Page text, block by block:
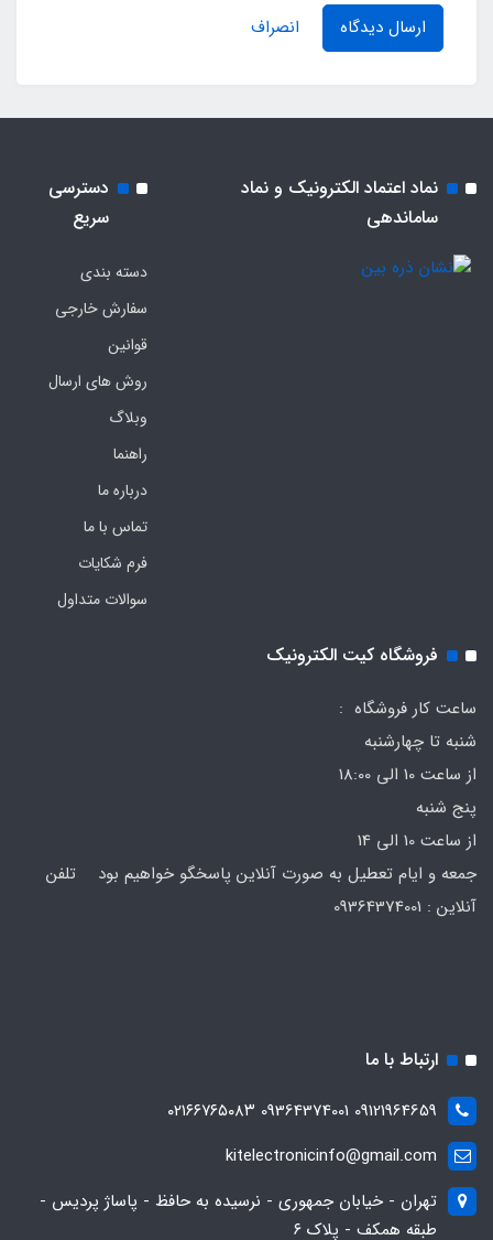
ارسال دیدگاه انصراف
نماد اعتماد الکترونیک و نماد
ساماندهی
دسترسی
سریع
دسته بندی
سفارش خارجی
قوانین
روش های ارسال
وبلاگ
راهنما
درباره ما
تماس با ما
فرم‌ شکایات
سوالات متداول
فروشگاه کیت الکترونیک
ساعت کار فروشگاه :
شنبه تا چهارشنبه
از ساعت 10 الی 18:00
پنج شنبه
از ساعت 10 الی 14
جمعه و ایام تعطیل به صورت آنلاین پاسخگو خواهیم بود تلفن
ارتباط با ما
09121964659 09364374001 ۰۲۱۶۶۷۶۵۰۸۳
kitelectronicinfo@gmail.com
تهران - خیابان جمهوری - نرسیده به حافظ - پاساژ پردیس -
طبقه همکف - پلاک ۶